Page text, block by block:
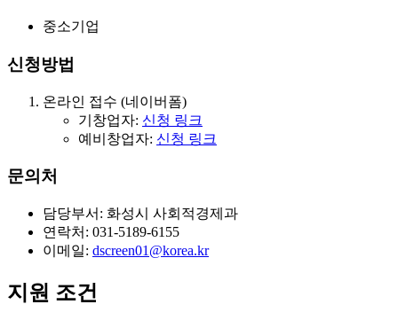
중소기업
신청방법
온라인 접수 (네이버폼)
기창업자: 신청 링크
예비창업자: 신청 링크
문의처
담당부서: 화성시 사회적경제과
연락처: 031-5189-6155
이메일: dscreen01@korea.kr
지원 조건